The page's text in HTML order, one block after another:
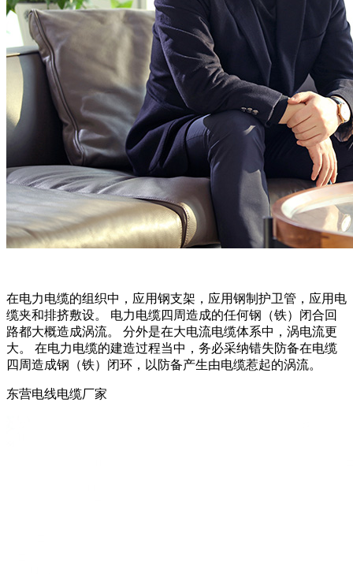
在电力电缆的组织中，应用钢支架，应用钢制护卫管，应用电
缆夹和排挤敷设。 电力电缆四周造成的任何钢（铁）闭合回
路都大概造成涡流。 分外是在大电流电缆体系中，涡电流更
大。 在电力电缆的建造过程当中，务必采纳错失防备在电缆
四周造成钢（铁）闭环，以防备产生由电缆惹起的涡流。
东营电线电缆厂家